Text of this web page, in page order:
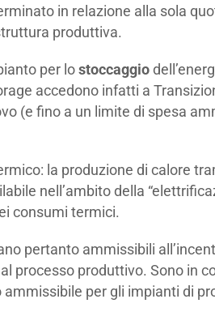
in relazione alla sola
produttiva.
per lostoccaggio
accedono infatti a
(e fino a un limite di spesa
la produzione di calore
nell’ambito della
consumi termici.
pertanto ammissibili
processo produttivo. Sono in
per gli impianti di